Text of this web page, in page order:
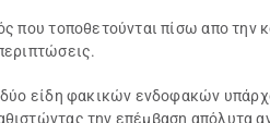
που τοποθετούνται πίσω απο την
είδη φακικών ενδοφακών
την επέμβαση απόλυτα